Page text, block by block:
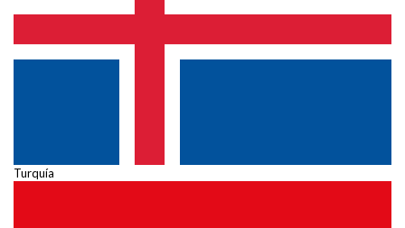
Turquía